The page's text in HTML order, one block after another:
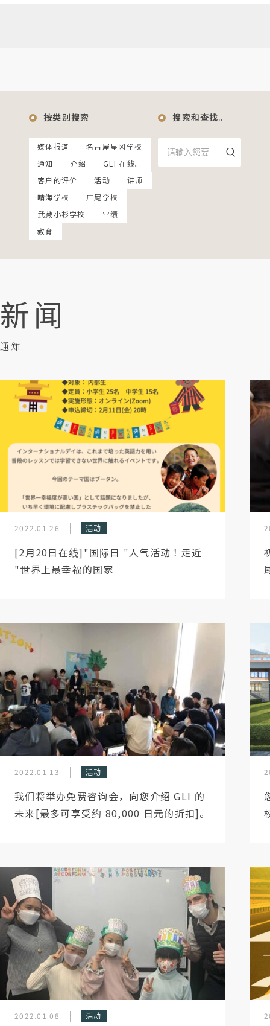
按类别搜索
媒体报道
名古屋星冈学校
通知
介绍
GLI 在线。
客户的评价
活动
讲师
晴海学校
广尾学校
武藏小杉学校
业绩
教育
搜索和查找。
新闻
通知
2022.01.26 活动
[2月20日在线]"国际日 "人气活动！走近
"世界上最幸福的国家
2022.01.13 活动
我们将举办免费咨询会，向您介绍 GLI 的
未来[最多可享受约 80,000 日元的折扣]。
2022.01.08 活动